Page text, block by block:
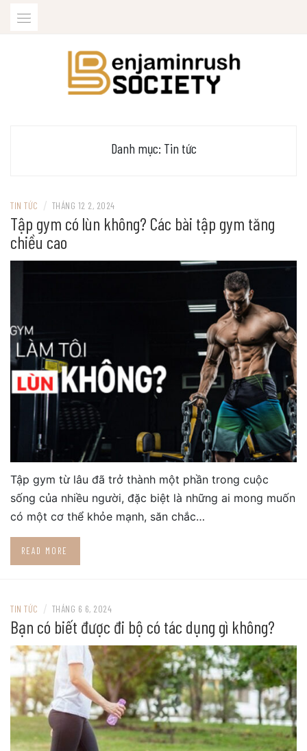
Danh mục: Tin tức
TIN TỨC / THÁNG 12 2, 2024
Tập gym có lùn không? Các bài tập gym tăng
chiều cao
Tập gym từ lâu đã trở thành một phần trong cuộc
sống của nhiều người, đặc biệt là những ai mong muốn
có một cơ thể khỏe mạnh, săn chắc…
READ MORE
TIN TỨC / THÁNG 6 6, 2024
Bạn có biết được đi bộ có tác dụng gì không?